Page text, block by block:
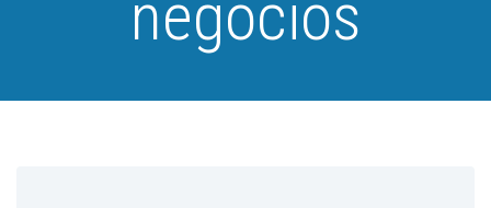
negocios